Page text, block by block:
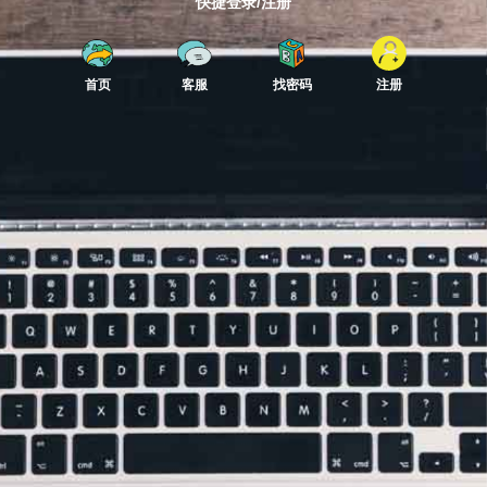
首页 客服 找密码 注册